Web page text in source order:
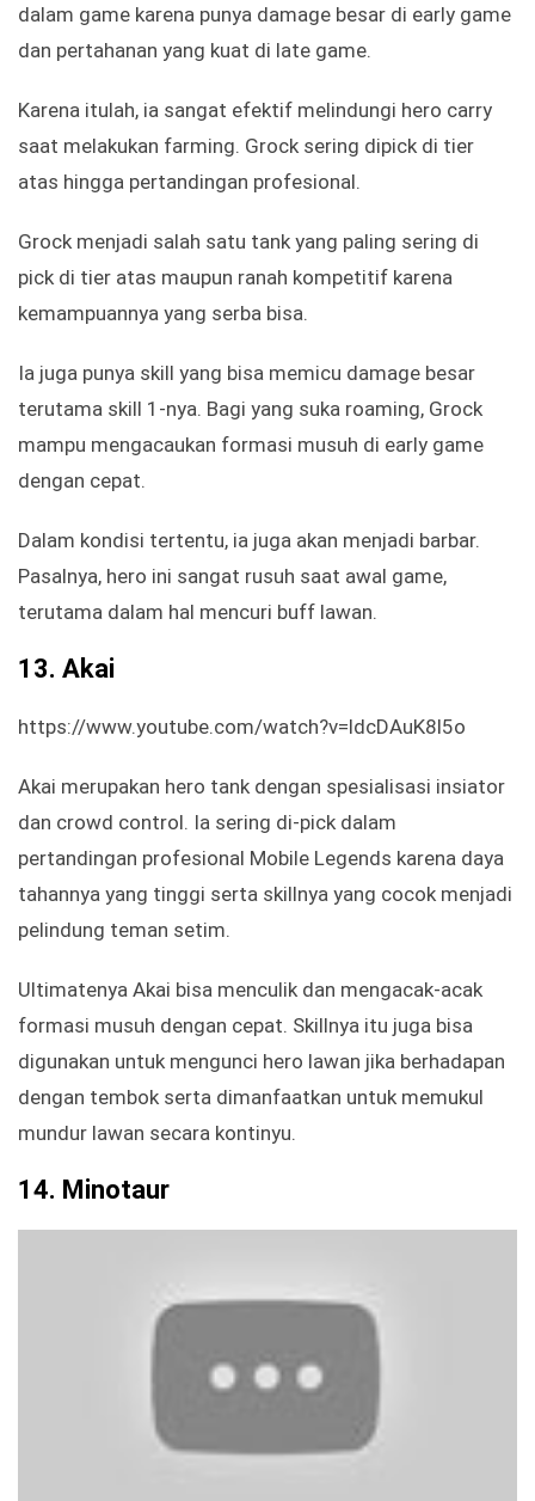
dalam game karena punya damage besar di early game
dan pertahanan yang kuat di late game.
Karena itulah, ia sangat efektif melindungi hero carry
saat melakukan farming. Grock sering dipick di tier
atas hingga pertandingan profesional.
Grock menjadi salah satu tank yang paling sering di
pick di tier atas maupun ranah kompetitif karena
kemampuannya yang serba bisa.
Ia juga punya skill yang bisa memicu damage besar
terutama skill 1-nya. Bagi yang suka roaming, Grock
mampu mengacaukan formasi musuh di early game
dengan cepat.
Dalam kondisi tertentu, ia juga akan menjadi barbar.
Pasalnya, hero ini sangat rusuh saat awal game,
terutama dalam hal mencuri buff lawan.
13. Akai
https://www.youtube.com/watch?v=ldcDAuK8l5o
Akai merupakan hero tank dengan spesialisasi insiator
dan crowd control. Ia sering di-pick dalam
pertandingan profesional Mobile Legends karena daya
tahannya yang tinggi serta skillnya yang cocok menjadi
pelindung teman setim.
Ultimatenya Akai bisa menculik dan mengacak-acak
formasi musuh dengan cepat. Skillnya itu juga bisa
digunakan untuk mengunci hero lawan jika berhadapan
dengan tembok serta dimanfaatkan untuk memukul
mundur lawan secara kontinyu.
14. Minotaur